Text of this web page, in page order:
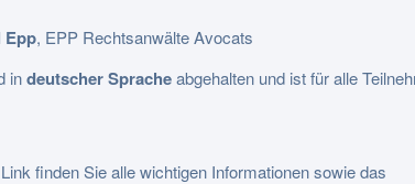
Epp, EPP Rechtsanwälte Avocats
indeutscher Spracheabgehalten und ist für alle
finden Sie alle wichtigen Informationen sowie das